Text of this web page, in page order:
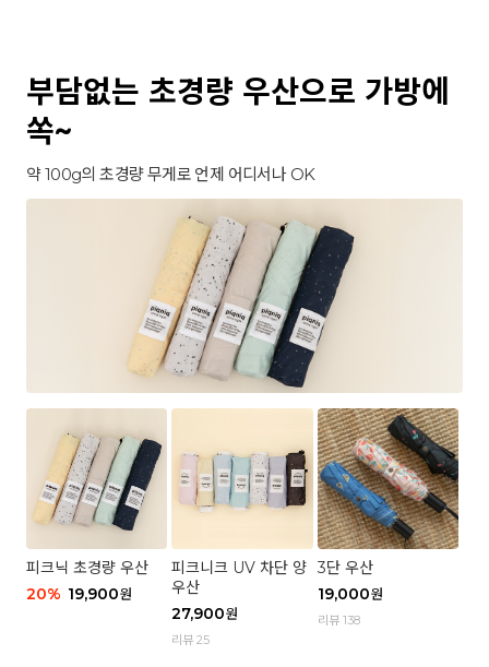
부담없는 초경량 우산으로 가방에
쏙~
약 100g의 초경량 무게로 언제 어디서나 OK
피크닉 초경량 우산
20% 19,900원
피크니크 UV 차단 양
우산
27,900원
리뷰 25
3단 우산
19,000원
리뷰 138